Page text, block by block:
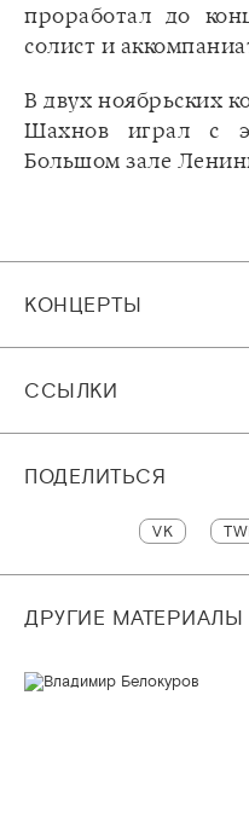
проработал до
солист и
В двух ноябрьских
Шахнов играл с
Большом зале
КОНЦЕРТЫ
CСЫЛКИ
ПОДЕЛИТЬСЯ
VK
ДРУГИЕ МАТЕРИАЛЫ